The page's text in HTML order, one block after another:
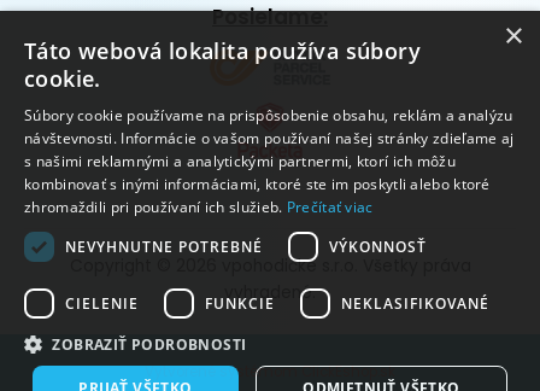
Posielame:
Copyright © 2026 vpohodičke s.r.o. Všetky práva
vyhradené.
Vytvorené systémom ClickEshop.sk
×
Táto webová lokalita používa súbory
cookie.
Súbory cookie používame na prispôsobenie obsahu, reklám a analýzu
návštevnosti. Informácie o vašom používaní našej stránky zdieľame aj
s našimi reklamnými a analytickými partnermi, ktorí ich môžu
kombinovať s inými informáciami, ktoré ste im poskytli alebo ktoré
zhromaždili pri používaní ich služieb. Prečítať viac
NEVYHNUTNE POTREBNÉ
VÝKONNOSŤ
CIELENIE FUNKCIE NEKLASIFIKOVANÉ
ZOBRAZIŤ PODROBNOSTI